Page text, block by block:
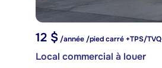
12 $/année /pied carré +TPS/TVQ
Local commercial à louer